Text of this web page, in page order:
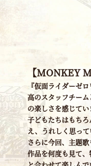
【MONKEY
『仮面ライダーゼ
高のスタッフチー
の楽しさを感じてい
子どもたちはもち
え、うれしく思って
さらに今回、主題
作品を何度も見て